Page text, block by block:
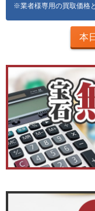
※業者様専用の買取価格
本